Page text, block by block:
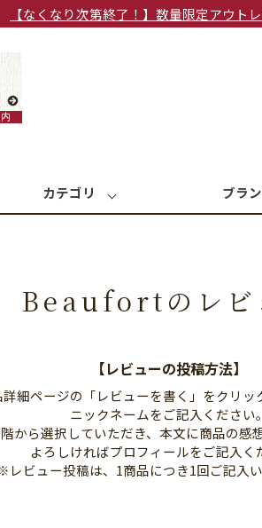
【なくなり次第終了！】数量限定アウト
検索
カテゴリ ブラ
Beaufortのレビ
【レビューの投稿方法】
詳細ページの「レビューを書く」をクリッ
ニックネームをご記入ください。
から選択していただき、本文に商品の感
よろしければプロフィールをご記入く
レビュー投稿は、1商品につき1回ご記入い